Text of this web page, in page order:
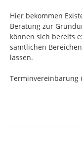
Hier bekommen
Beratung zur
können sich bereits
sämtlichen
lassen.
Terminvereinbarung